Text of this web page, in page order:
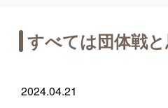
すべては団体戦
2024.04.21